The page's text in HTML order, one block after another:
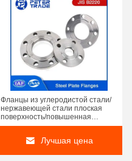
Фланцы из углеродистой стали/
нержавеющей стали плоская
поверхность/повышенная
поверхность JIS B2220 10K 10A-
отопительной промышленности
Лучшая цена